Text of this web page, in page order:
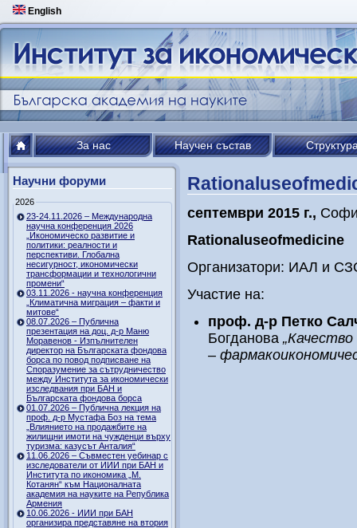
English
За нас Научен състав
Научни форуми
2026
23-24.11.2026 – Международна
научна конференция 2026
„Икономическо развитие и
политики: реалности и
перспективи. Глобална
несигурност, икономически
трансформации и технологични
промени“
03.11.2026 - научна конференция
„Климатична миграция – факти и
митове“
08.07.2026 – Публична
презентация на доц. д-р Маню
Моравенов - Изпълнителен
директор на Българската фондова
борса по повод подписване на
Споразумение за сътрудничество
между Института за икономически
изследвания при БАН и
Българската фондова борса
01.07.2026 – Публична лекция на
проф. д-р Мустафа Боз на тема
„Влиянието на продажбите на
жилищни имоти на чужденци върху
туризма: казусът Анталия“
11.06.2026 – Съвместен уебинар с
изследователи от ИИИ при БАН и
Института по икономика „М.
Котанян“ към Националната
академия на науките на Република
Армения
10.06.2026 - ИИИ при БАН
организира представяне на втория
септември 2015 г.,
Rational useofmedicine
Организатори: ИАЛ и
Участие на:
проф. д-р Петко
Богданова
–